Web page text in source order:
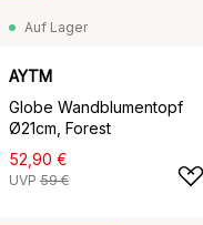
Auf Lager
AYTM
Globe Wandblumentopf
Ø21cm, Forest
52,90 €
UVP 59 €